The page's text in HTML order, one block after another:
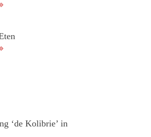
‘de Kolibrie’ in